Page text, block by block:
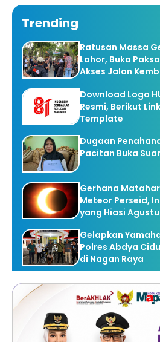
Trending
Ratusan Massa
Lahor, Buka
Akses Jalan
Download Logo
Resmi, Berikut
Template
Dugaan
Pacitan Buka
Gerhana
Meteor Perseid,
yang Hiasi
Gelapkan
Polres Abdya
di Nagan Raya